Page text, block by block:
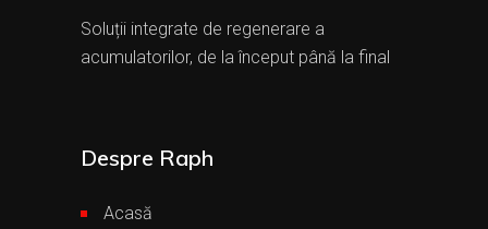
Soluții integrate de regenerare a
acumulatorilor, de la început până la final
Despre Raph
Acasă